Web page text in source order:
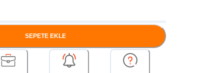
SEPETE EKLE